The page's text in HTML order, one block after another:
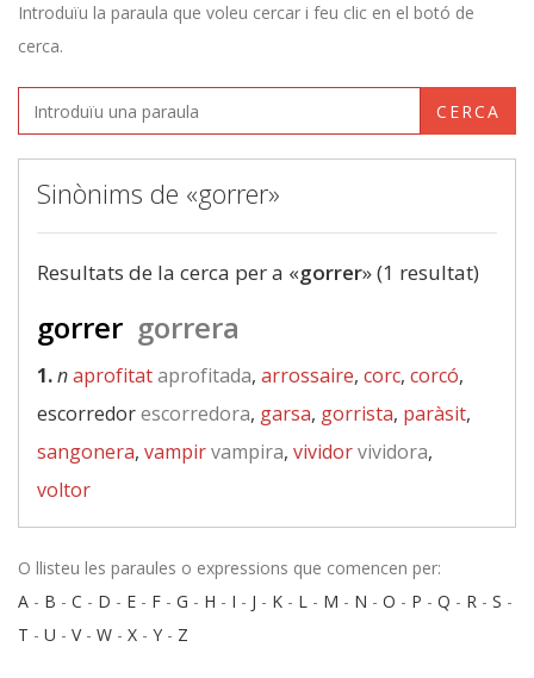
Introduïu la paraula que voleu cercar i feu clic en el botó de
cerca.
CERCA
Sinònims de «gorrer»
Resultats de la cerca per a «gorrer» (1 resultat)
gorrer gorrera
1.naprofitataprofitada, arrossaire, corc, corcó,
escorredorescorredora, garsa, gorrista, paràsit,
sangonera, vampirvampira, vividorvividora,
voltor
O llisteu les paraules o expressions que comencen per:
A - B - C - D - E - F - G - H - I - J - K - L - M - N - O - P - Q - R - S -
T - U - V- W - X - Y - Z